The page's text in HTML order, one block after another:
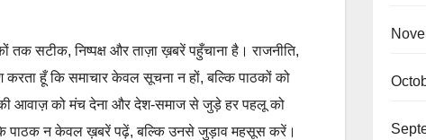
तक सटीक, निष्पक्ष और ताज़ा ख़बरें पहुँचाना है। राजनीति,
करता हूँ कि समाचार केवल सूचना न हों, बल्कि पाठकों को
आवाज़ को मंच देना और देश-समाज से जुड़े हर पहलू को
पाठक न केवल ख़बरें पढ़ें, बल्कि उनसे जुड़ाव महसूस करें।